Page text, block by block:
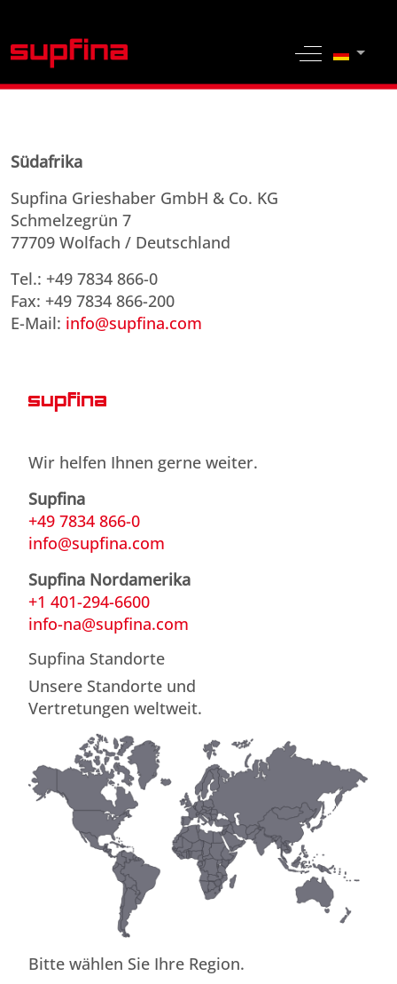
Off-Canvas
Sprache
Südafrika
Supfina Grieshaber GmbH & Co. KG
Schmelzegrün 7
77709 Wolfach / Deutschland
Tel.: +49 7834 866-0
Fax: +49 7834 866-200
E-Mail: info@supfina.com
Wir helfen Ihnen gerne weiter.
Supfina
+49 7834 866-0
info@supfina.com
Supfina Nordamerika
+1 401-294-6600
info-na@supfina.com
Supfina Standorte
Unsere Standorte und
Vertretungen weltweit.
Bitte wählen Sie Ihre Region.